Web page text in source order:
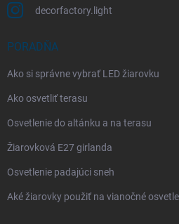
decorfactory.light
PORADŇA
Ako si správne vybrať LED žiarovku
Ako osvetliť terasu
Osvetlenie do altánku a na terasu
Žiarovková E27 girlanda
Osvetlenie padajúci sneh
Aké žiarovky použiť na vianočné